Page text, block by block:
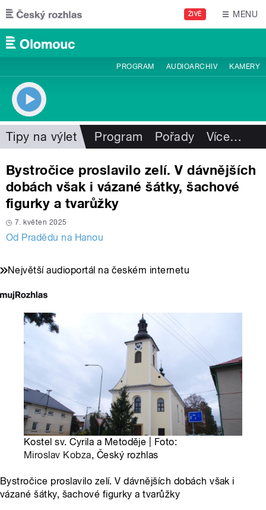
Přejít k hlavnímu obsahu
ŽIVĚ MENU
PROGRAM AUDIOARCHIV KAMERY
Tipy na výlet Program Pořady Více…
Bystročice proslavilo zelí. V dávnějších
dobách však i vázané šátky, šachové
figurky a tvarůžky
7. květen 2025
Od Pradědu na Hanou
Největší audioportál na českém internetu
Kostel sv. Cyrila a Metoděje | Foto:
Miroslav Kobza, Český rozhlas
Bystročice proslavilo zelí. V dávnějších dobách však i
vázané šátky, šachové figurky a tvarůžky